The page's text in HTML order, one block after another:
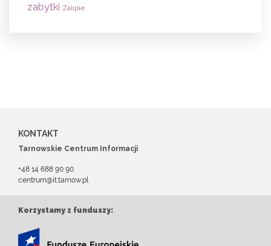
zabytki Zalipie
KONTAKT
Tarnowskie Centrum Informacji
+48 14 688 90 90
centrum@it.tarnow.pl
Korzystamy z funduszy: